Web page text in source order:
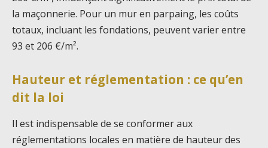
la maçonnerie. Pour un mur en parpaing, les coûts
totaux, incluant les fondations, peuvent varier entre
93 et 206 €/m².
Hauteur et réglementation : ce qu’en
dit la loi
Il est indispensable de se conformer aux
réglementations locales en matière de hauteur des